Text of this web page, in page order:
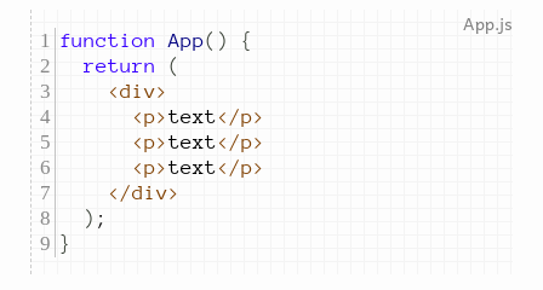
function App()
{
return
(
<div>
<p>text</p>
<p>text</p>
<p>text</p>
</div>
) ;
}